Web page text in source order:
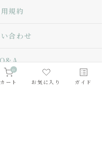
0
カート お気に入り ガイド
規約
合わせ
ーポリシー